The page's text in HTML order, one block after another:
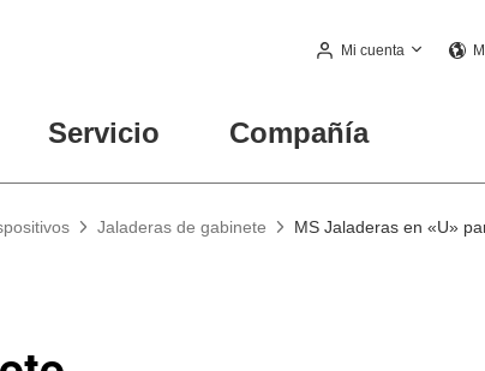
Mi cuenta
Servicio Compañía
Jaladeras de gabinete
MS Jaladeras en «U»